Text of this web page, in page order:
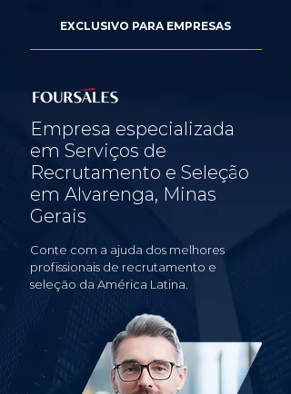
EXCLUSIVO PARA EMPRESAS
Empresa especializada
em Serviços de
Recrutamento e Seleção
em Alvarenga, Minas
Gerais
Conte com a ajuda dos melhores
profissionais de recrutamento e
seleção da América Latina.